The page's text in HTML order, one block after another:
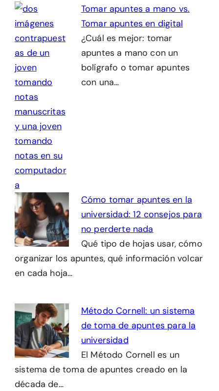
Tomar apuntes a mano vs.
Tomar apuntes en digital
¿Cuál es mejor: tomar
apuntes a mano con un
bolígrafo o tomar apuntes
con una…
Cómo tomar apuntes en la
universidad: 12 consejos para
no perderte nada
Qué tipo de hojas usar, cómo
organizar los apuntes, qué información volcar
en cada hoja…
Método Cornell: un sistema
de toma de apuntes para la
universidad
El Método Cornell es un
sistema de toma de apuntes creado en la
década de…